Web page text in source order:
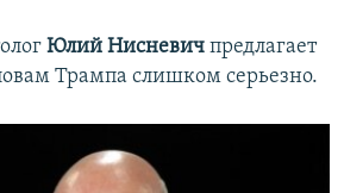
Юлий Нисневич предлагает
Трампа слишком серьезно.